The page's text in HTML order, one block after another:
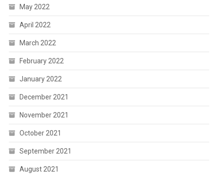
May 2022
April 2022
March 2022
February 2022
January 2022
December 2021
November 2021
October 2021
September 2021
August 2021